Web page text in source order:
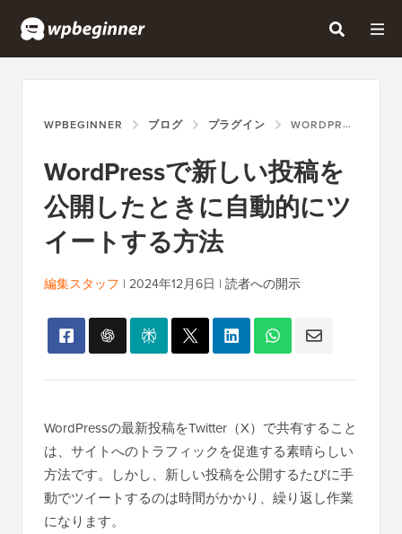
WPBEGINNER ブログ プラグイン WORDPRESSで新しい投稿を公開したときに自動的にツイートする方法
WordPressで新しい投稿を
公開したときに自動的にツ
イートする方法
編集スタッフ | 2024年12月6日 | 読者への開示
WordPressの最新投稿をTwitter（X）で共有すること
は、サイトへのトラフィックを促進する素晴らしい
方法です。しかし、新しい投稿を公開するたびに手
動でツイートするのは時間がかかり、繰り返し作業
になります。